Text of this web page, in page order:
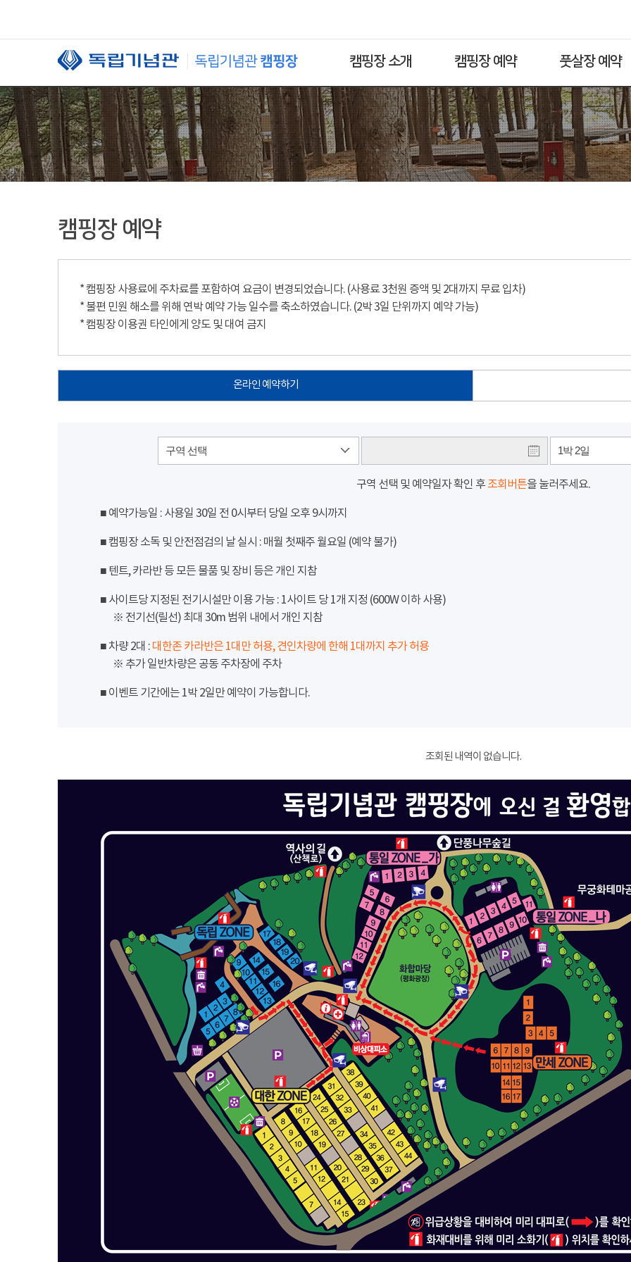
캠핑장 소개 캠핑장 예약 풋살장 예약
캠핑장 예약
* 캠핑장 사용료에 주차료를 포함하여 요금이 변경되었습니다. (사용료 3천원 증액 및 2대까지 무료 입차)
* 불편 민원 해소를 위해 연박 예약 가능 일수를 축소하였습니다. (2박 3일 단위까지 예약 가능)
* 캠핑장 이용권 타인에게 양도 및 대여 금지
온라인 예약하기
구역 선택 1박 2일
구역 선택 및 예약일자 확인 후 조회버튼을 눌러주세요.
■ 예약가능일 : 사용일 30일 전 0시부터 당일 오후 9시까지
■ 캠핑장 소독 및 안전점검의 날 실시 : 매월 첫째주 월요일 (예약 불가)
■ 텐트, 카라반 등 모든 물품 및 장비 등은 개인 지참
■ 사이트당 지정된 전기시설만 이용 가능 : 1사이트 당 1개 지정 (600W 이하 사용)
※ 전기선(릴선) 최대 30m 범위 내에서 개인 지참
■ 차량 2대 : 대한존 카라반은 1대만 허용, 견인차량에 한해 1대까지 추가 허용
※ 추가 일반차량은 공동 주차장에 주차
■ 이벤트 기간에는 1박 2일만 예약이 가능합니다.
조회된 내역이 없습니다.